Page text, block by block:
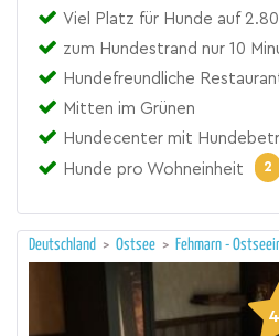
Viel Platz für Hunde auf
zum Hundestrand nur 10
Hundefreundliche
Mitten im Grünen
Hundecenter mit
Hunde pro Wohneinheit
2
Deutschland > Ostsee > Fehmarn -